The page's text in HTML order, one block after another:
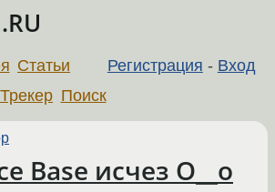
Регистрация - Вход
Статьи
Трекер Поиск
Base исчез O__o